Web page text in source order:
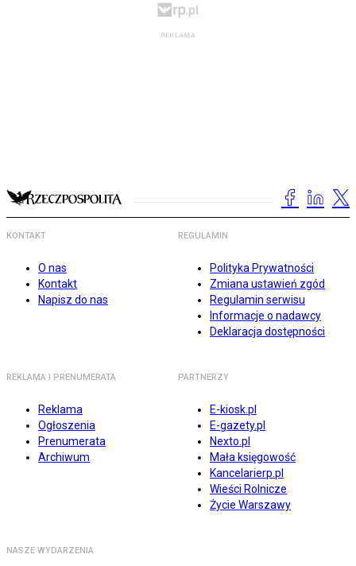
KONTAKT
O nas
Kontakt
Napisz do nas
REGULAMIN
Polityka Prywatności
Zmiana ustawień zgód
Regulamin serwisu
Informacje o nadawcy
Deklaracja dostępności
REKLAMA I PRENUMERATA
Reklama
Ogłoszenia
Prenumerata
Archiwum
PARTNERZY
E-kiosk.pl
E-gazety.pl
Nexto.pl
Mała księgowość
Kancelarierp.pl
Wieści Rolnicze
Życie Warszawy
NASZE WYDARZENIA